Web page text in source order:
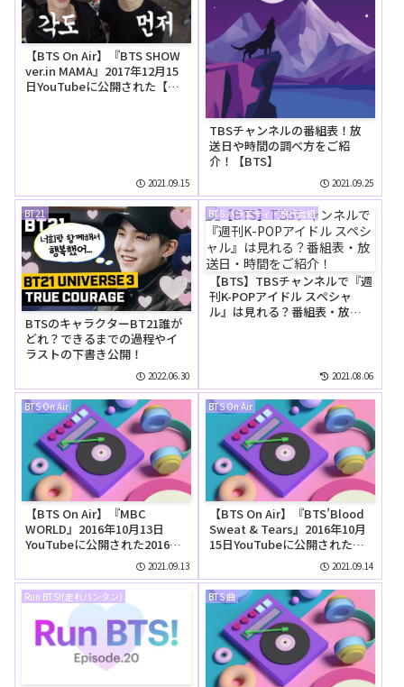
【BTS On Air】『BTS SHOW
ver.in MAMA』2017年12月15
日YouTubeに公開された【動
2021.09.15
TBSチャンネルの番組表！放
送日や時間の調べ方をご紹
介！【BTS】
2021.09.25
BT21
BTSのキャラクターBT21誰が
どれ？できるまでの過程やイ
ラストの下書き公開！
2022.06.30
BTS バラエティ・旅行番組
【BTS】TBSチャンネルで『週
刊K-POPアイドル スペシャ
ル』は見れる？番組表・放送
2021.08.06
BTS On Air
【BTS On Air】『MBC
WORLD』2016年10月13日
YouTubeに公開された2016年
2021.09.13
BTS On Air
【BTS On Air】『BTS’Blood
Sweat & Tears』2016年10月
15日YouTubeに公開された
2021.09.14
Run BTS!(走れバンタン) BTS 曲